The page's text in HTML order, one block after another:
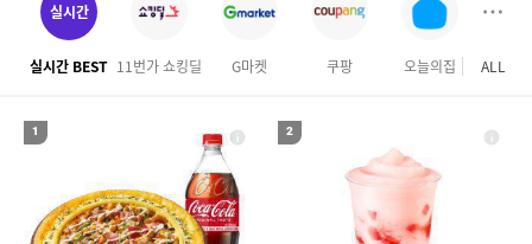
14 아놀드파마티셔츠 펀칭니트조끼
17 글루타치온 18 지폴드8 맥세이프케이스 ALL
실시간
실시간 BEST 11번가 쇼킹딜 G마켓 쿠팡 오늘의집
1 2